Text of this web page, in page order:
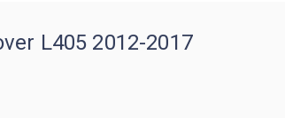
L405 2012-2017